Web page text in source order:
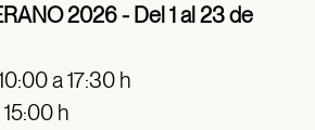
2026 - Del 1 al 23 de
a 17:30 h
h